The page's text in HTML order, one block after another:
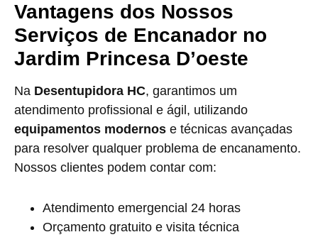
Vantagens dos Nossos
Serviços de Encanador no
Jardim Princesa D’oeste
Na Desentupidora HC, garantimos um
atendimento profissional e ágil, utilizando
equipamentos modernos e técnicas avançadas
para resolver qualquer problema de encanamento.
Nossos clientes podem contar com:
Atendimento emergencial 24 horas
Orçamento gratuito e visita técnica